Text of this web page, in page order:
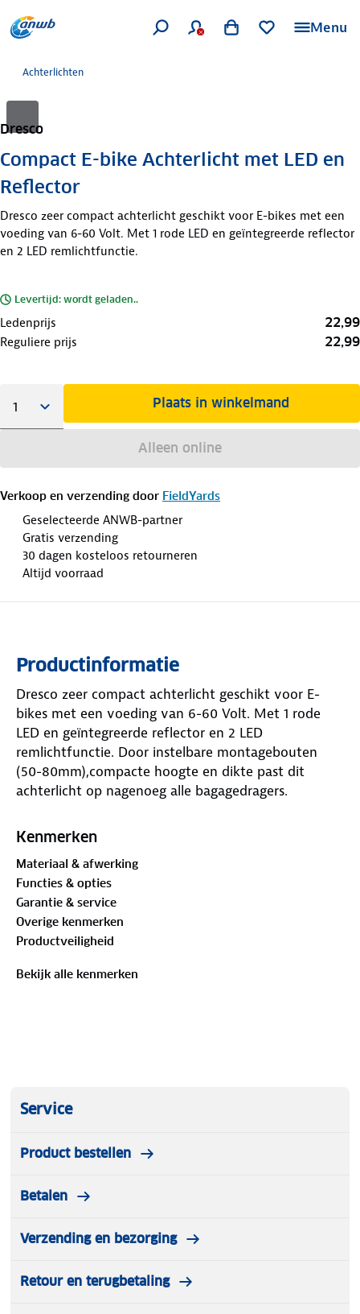
Menu
Achterlichten
Dresco
Compact E-bike Achterlicht met LED en
Reflector
Dresco zeer compact achterlicht geschikt voor E-bikes met een
voeding van 6-60 Volt. Met 1 rode LED en geïntegreerde reflector
en 2 LED remlichtfunctie.
Levertijd: wordt geladen..
Ledenprijs 22,99
Reguliere prijs 22,99
Plaats in winkelmand
Alleen online
Verkoop en verzending door FieldYards
Geselecteerde ANWB-partner
Gratis verzending
30 dagen kosteloos retourneren
Altijd voorraad
Productinformatie
Dresco zeer compact achterlicht geschikt voor E-
bikes met een voeding van 6-60 Volt. Met 1 rode
LED en geïntegreerde reflector en 2 LED
remlichtfunctie. Door instelbare montagebouten
(50-80mm),compacte hoogte en dikte past dit
achterlicht op nagenoeg alle bagagedragers.
Kenmerken
Materiaal & afwerking
Functies & opties
Garantie & service
Overige kenmerken
Productveiligheid
Bekijk alle kenmerken
Service
Product bestellen
Betalen
Verzending en bezorging
Retour en terugbetaling